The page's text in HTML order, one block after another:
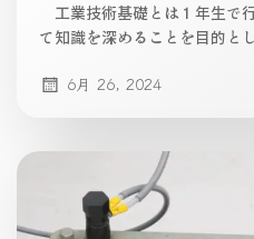
工業技術基礎とは１年生で
て知識を深めることを目的
6月 26, 2024